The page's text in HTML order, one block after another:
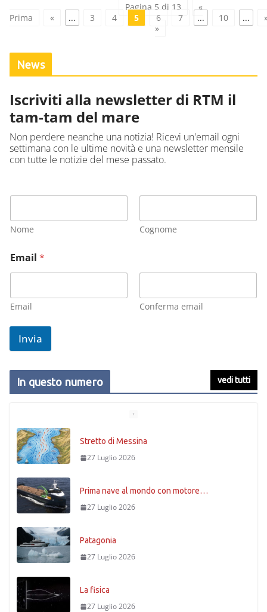
Pagina 5 di 13
«
Prima
« ... 3 4 5 6 7 ... 10 ...
»
News
Iscriviti alla newsletter di RTM il
tam-tam del mare
Non perdere neanche una notizia! Ricevi un'email ogni
settimana con le ultime novità e una newsletter mensile
con tutte le notizie del mese passato.
Nome Cognome
Email *
Email Conferma email
Invia
In questo numero vedi tutti
Prima nave al mondo con motore…
27 Luglio 2026
Patagonia
27 Luglio 2026
La fisica
27 Luglio 2026
Timoniere condannato
27 Luglio 2026